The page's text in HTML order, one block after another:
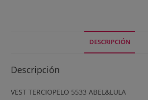
DESCRIPCIÓN
Descripción
VEST TERCIOPELO 5533 ABEL&LULA